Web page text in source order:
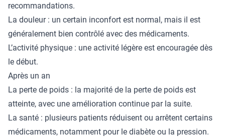
recommandations.
La douleur : un certain inconfort est normal, mais il est
généralement bien contrôlé avec des médicaments.
L’activité physique : une activité légère est encouragée dès
le début.
Après un an
La perte de poids : la majorité de la perte de poids est
atteinte, avec une amélioration continue par la suite.
La santé : plusieurs patients réduisent ou arrêtent certains
médicaments, notamment pour le diabète ou la pression.